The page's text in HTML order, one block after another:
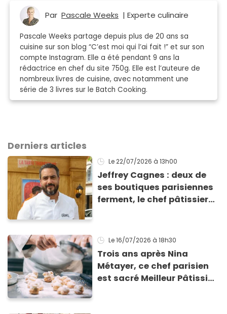
Par Pascale Weeks | Experte culinaire
Pascale Weeks partage depuis plus de 20 ans sa
cuisine sur son blog “C’est moi qui l’ai fait !” et sur son
compte Instagram. Elle a été pendant 9 ans la
rédactrice en chef du site 750g. Elle est l’auteure de
nombreux livres de cuisine, avec notamment une
série de 3 livres sur le Batch Cooking.
Derniers articles
Le 22/07/2026 à 13h00
Jeffrey Cagnes : deux de
ses boutiques parisiennes
ferment, le chef pâtissier
Le 16/07/2026 à 18h30
Trois ans après Nina
Métayer, ce chef parisien
est sacré Meilleur Pâtissier